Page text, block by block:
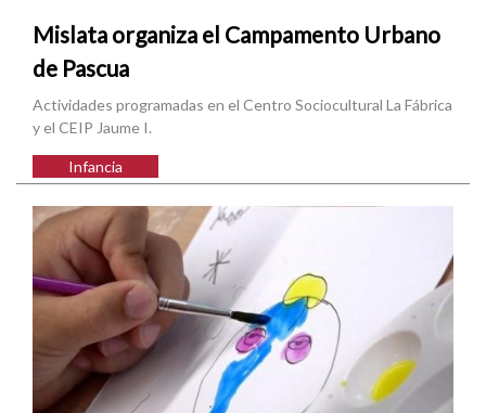
Mislata organiza el Campamento Urbano
de Pascua
Actividades programadas en el Centro Sociocultural La Fábrica
y el CEIP Jaume I.
Infancia